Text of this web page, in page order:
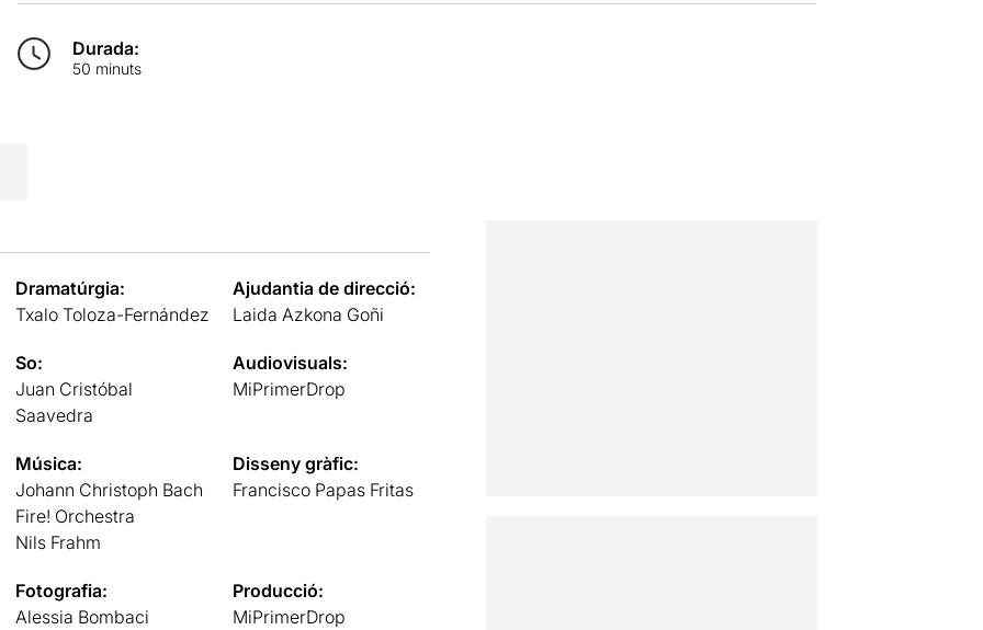
Durada:
50 minuts
Dramatúrgia:
Txalo Toloza-Fernández
Ajudantia de direcció:
Laida Azkona Goñi
So:
Juan Cristóbal
Saavedra
Audiovisuals:
MiPrimerDrop
Música:
Johann Christoph Bach
Fire! Orchestra
Nils Frahm
Disseny gràfic:
Francisco Papas Fritas
Fotografia:
Alessia Bombaci
Producció:
MiPrimerDrop